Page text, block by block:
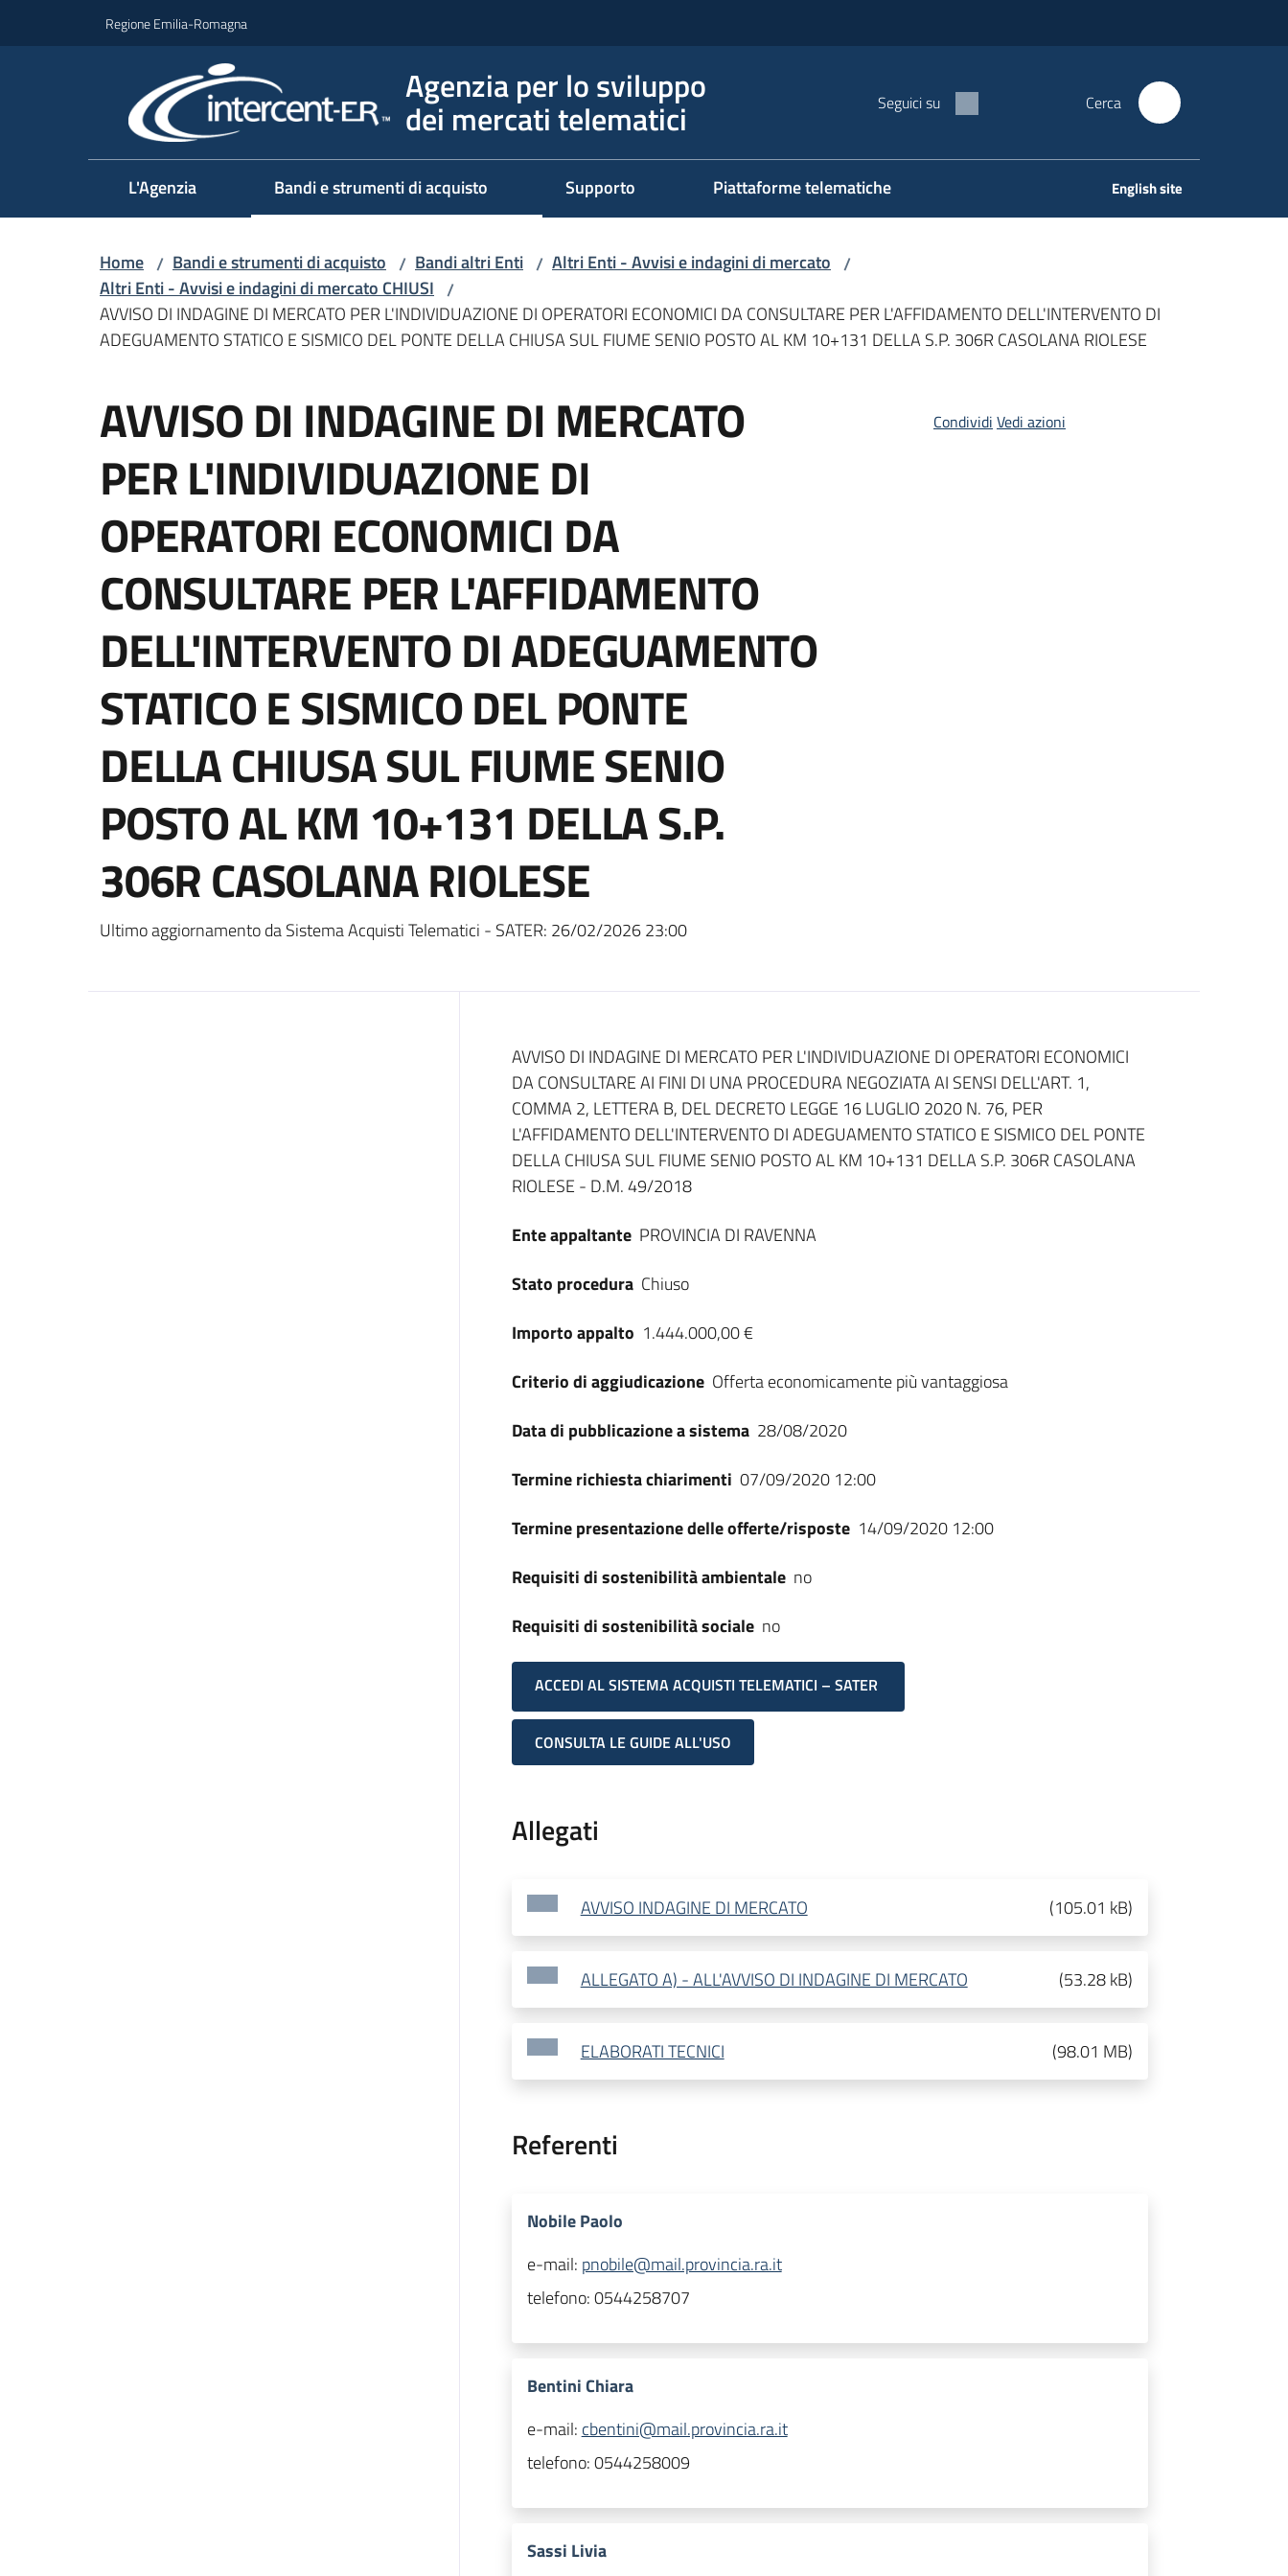
Regione Emilia-Romagna
Agenzia per lo sviluppo
dei mercati telematici Seguici su Cerca
L'Agenzia Bandi e strumenti di acquisto Supporto Piattaforme telematiche English site
Home / Bandi e strumenti di acquisto / Bandi altri Enti / Altri Enti - Avvisi e indagini di mercato /
Altri Enti - Avvisi e indagini di mercato CHIUSI /
AVVISO DI INDAGINE DI MERCATO PER L'INDIVIDUAZIONE DI OPERATORI ECONOMICI DA CONSULTARE PER L'AFFIDAMENTO DELL'INTERVENTO DI
ADEGUAMENTO STATICO E SISMICO DEL PONTE DELLA CHIUSA SUL FIUME SENIO POSTO AL KM 10+131 DELLA S.P. 306R CASOLANA RIOLESE
AVVISO DI INDAGINE DI MERCATO
PER L'INDIVIDUAZIONE DI
OPERATORI ECONOMICI DA
CONSULTARE PER L'AFFIDAMENTO
DELL'INTERVENTO DI ADEGUAMENTO
STATICO E SISMICO DEL PONTE
DELLA CHIUSA SUL FIUME SENIO
POSTO AL KM 10+131 DELLA S.P.
306R CASOLANA RIOLESE
Ultimo aggiornamento da Sistema Acquisti Telematici - SATER: 26/02/2026 23:00
Condividi Vedi azioni
Dati del bando
AVVISO DI INDAGINE DI MERCATO PER L'INDIVIDUAZIONE DI OPERATORI ECONOMICI
DA CONSULTARE AI FINI DI UNA PROCEDURA NEGOZIATA AI SENSI DELL'ART. 1,
COMMA 2, LETTERA B, DEL DECRETO LEGGE 16 LUGLIO 2020 N. 76, PER
L'AFFIDAMENTO DELL'INTERVENTO DI ADEGUAMENTO STATICO E SISMICO DEL PONTE
DELLA CHIUSA SUL FIUME SENIO POSTO AL KM 10+131 DELLA S.P. 306R CASOLANA
RIOLESE - D.M. 49/2018
Ente appaltante PROVINCIA DI RAVENNA
Stato procedura Chiuso
Importo appalto 1.444.000,00 €
Criterio di aggiudicazione Offerta economicamente più vantaggiosa
Data di pubblicazione a sistema 28/08/2020
Termine richiesta chiarimenti 07/09/2020 12:00
Termine presentazione delle offerte/risposte 14/09/2020 12:00
Requisiti di sostenibilità ambientale no
Requisiti di sostenibilità sociale no
ACCEDI AL SISTEMA ACQUISTI TELEMATICI – SATER
CONSULTA LE GUIDE ALL'USO
Allegati
AVVISO INDAGINE DI MERCATO (105.01 kB)
ALLEGATO A) - ALL'AVVISO DI INDAGINE DI MERCATO (53.28 kB)
ELABORATI TECNICI (98.01 MB)
Referenti
Nobile Paolo
e-mail: pnobile@mail.provincia.ra.it
telefono:0544258707
Bentini Chiara
e-mail: cbentini@mail.provincia.ra.it
telefono:0544258009
Sassi Livia